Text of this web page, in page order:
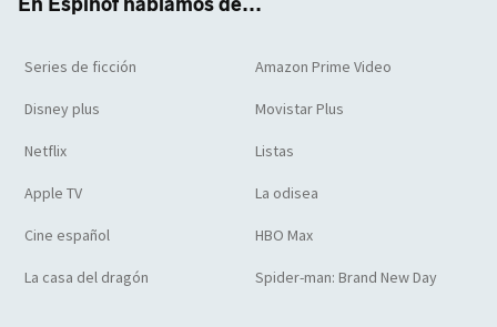
Series de ficción Amazon Prime Video
Disney plus Movistar Plus
Netflix Listas
Apple TV La odisea
Cine español HBO Max
La casa del dragón Spider-man: Brand New Day